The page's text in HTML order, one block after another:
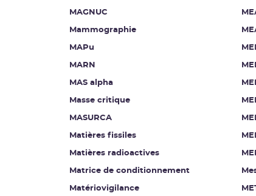
MAGNUC
Mammographie
MAPu
MARN
MAS alpha
Masse critique
MASURCA
Matières fissiles
Matières radioactives
Matrice de conditionnement
Matériovigilance